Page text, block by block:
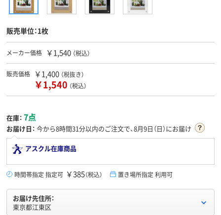
販売単位：1枚
メーカー価格 ￥1,540 （税込）
販売価格 ￥1,400 （税抜き）
￥1,540 （税込）
在庫： 7点
お届け日： 今から8時間31分以内のご注文で、8月9日（日）にお届け
アスクル在庫商品
時間帯指定 指定可 ￥385（税込） 置き場所指定 利用可
お届け先住所：
東京都江東区